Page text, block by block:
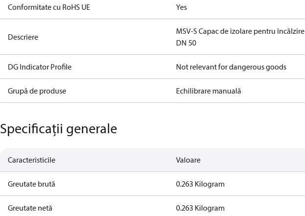
Conformitate cu RoHS UE Yes
Descriere
MSV-S Capac de izolare pentru încălzire
DN 50
DG Indicator Profile Not relevant for dangerous goods
Grupă de produse Echilibrare manuală
Specificații generale
Caracteristicile Valoare
Greutate brută 0.263 Kilogram
Greutate netă 0.263 Kilogram